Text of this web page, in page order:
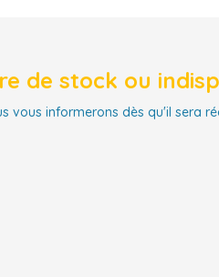
de stock ou
vous informerons dès qu'il sera